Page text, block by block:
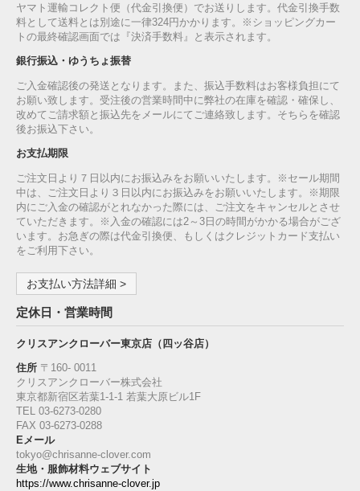
ヤマト運輸コレクト便（代金引換便）でお送りします。代金引換手数
料として送料とは別途に一律324円かかります。※ショッピングカー
トの最終確認画面では『決済手数料』と表示されます。
銀行振込・ゆうちょ振替
ご入金確認後の発送となります。また、振込手数料はお客様負担にて
お願い致します。受注後の営業時間中に弊社の在庫を確認・確保し、
改めてご請求額と振込先をメールにてご連絡致します。そちらを確認
後お振込下さい。
お支払期限
ご注文日より７日以内にお振込みをお願いいたします。※セール期間
中は、ご注文日より３日以内にお振込みをお願いいたします。※期限
内にご入金の確認がとれなかった際には、ご注文をキャンセルとさせ
ていただきます。※入金の確認には2～3日の時間がかかる場合がござ
います。お急ぎの際は代金引換便、もしくはクレジットカード支払い
をご利用下さい。
お支払い方法詳細 >
定休日・営業時間
クリスアンクローバー東京店（四ッ谷店）
住所 〒160‐ 0011
クリスアンクローバー株式会社
東京都新宿区若葉1‐1-1 若葉大原ビル1F
TEL 03-6273-0280
FAX 03-6273-0288
Eメール
tokyo@chrisanne-clover.com
生地・服飾材料ウェブサイト
https://www.chrisanne-clover.jp